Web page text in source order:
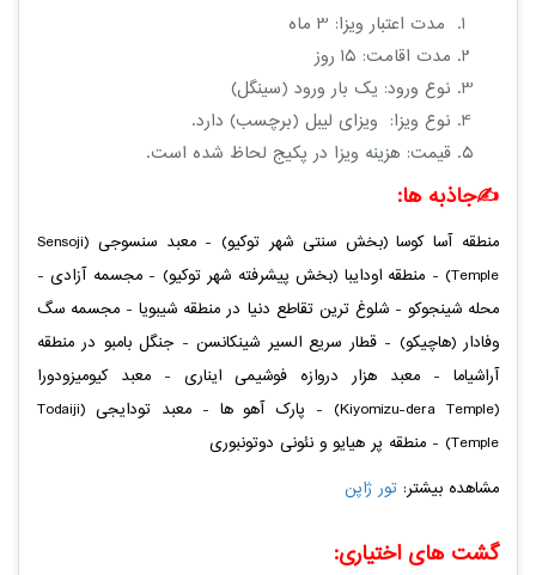
مدت اعتبار ویزا: 3 ماه
مدت اقامت: 15 روز
نوع ورود: یک بار ورود (سینگل)
نوع ویزا: ویزای لیبل (برچسب) دارد.
قیمت: هزینه ویزا در پکیج لحاظ شده است.
✍️جاذبه ها:
منطقه آسا کوسا (بخش سنتی شهر توکیو) - معبد سنسوجی (Sensoji
Temple) - منطقه اودایبا (بخش پیشرفته شهر توکیو) - مجسمه آزادی -
محله شینجوکو - شلوغ ترین تقاطع دنیا در منطقه شیبویا - مجسمه سگ
وفادار (هاچیکو) - قطار سریع السیر شینکانسن - جنگل بامبو در منطقه
آراشیاما - معبد هزار دروازه فوشیمی ایناری - معبد کیومیزودورا
(Kiyomizu-dera Temple) - پارک آهو ها - معبد تودایجی (Todaiji
Temple) - منطقه پر هیایو و نئونی دوتونبوری
مشاهده بیشتر: تور ژاپن
گشت های اختیاری: